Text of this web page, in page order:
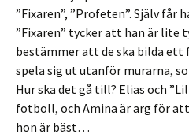
”Fixaren”, ”Profeten”. Själv får
”Fixaren” tycker att han är lite
bestämmer att de ska bilda
spela sig ut utanför murarna,
Hur ska det gå till? Elias och
fotboll, och Amina är arg för
hon är bäst…